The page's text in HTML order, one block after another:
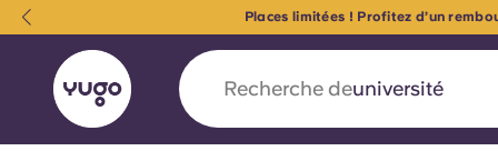
Recherche delogement
Places limitées ! Profitez d’un